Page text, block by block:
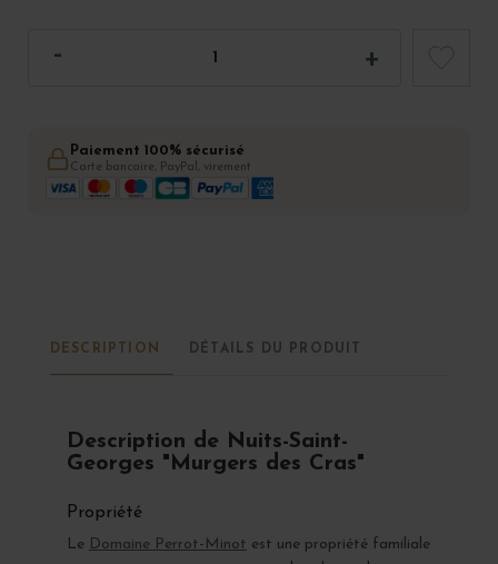
Paiement 100% sécurisé
Carte bancaire, PayPal, virement
DESCRIPTION DÉTAILS DU PRODUIT
Description de Nuits-Saint-
Georges "Murgers des Cras"
Propriété
Le Domaine Perrot-Minot est une propriété familiale